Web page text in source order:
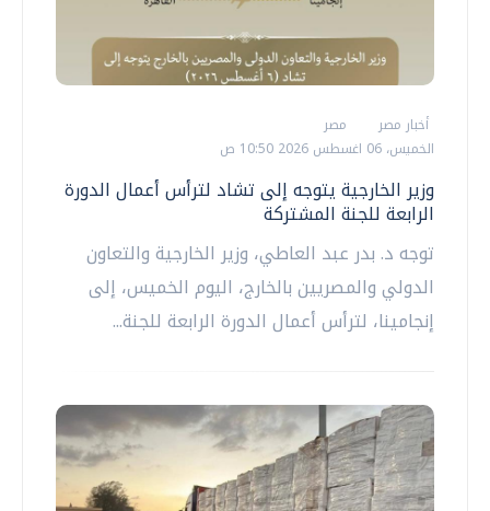
أخبار مصر
مصر
الخميس، 06 اغسطس 2026 10:50 ص
وزير الخارجية يتوجه إلى تشاد لترأس أعمال الدورة
الرابعة للجنة المشتركة
توجه د. بدر عبد العاطي، وزير الخارجية والتعاون
الدولي والمصريين بالخارج، اليوم الخميس، إلى
إنجامينا، لترأس أعمال الدورة الرابعة للجنة...